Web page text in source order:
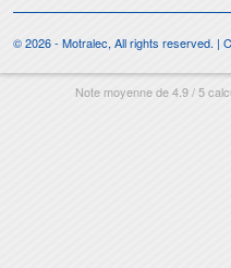
© 2026 - Motralec, All rights reserved. |
Note moyenne de4.9/5